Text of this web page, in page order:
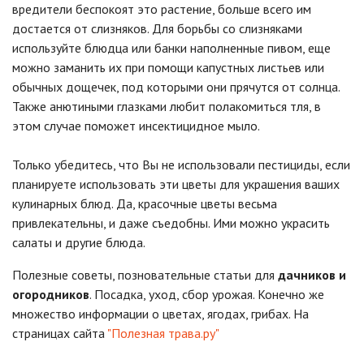
вредители беспокоят это растение, больше всего им
достается от слизняков. Для борьбы со слизняками
используйте блюдца или банки наполненные пивом, еще
можно заманить их при помощи капустных листьев или
обычных дощечек, под которыми они прячутся от солнца.
Также анютиными глазками любит полакомиться тля, в
этом случае поможет инсектицидное мыло.
Только убедитесь, что Вы не использовали пестициды, если
планируете использовать эти цветы для украшения ваших
кулинарных блюд. Да, красочные цветы весьма
привлекательны, и даже съедобны. Ими можно украсить
салаты и другие блюда.
Полезные советы, позновательные статьи для дачников и
огородников. Посадка, уход, сбор урожая. Конечно же
множество информации о цветах, ягодах, грибах. На
страницах сайта "Полезная трава.ру"